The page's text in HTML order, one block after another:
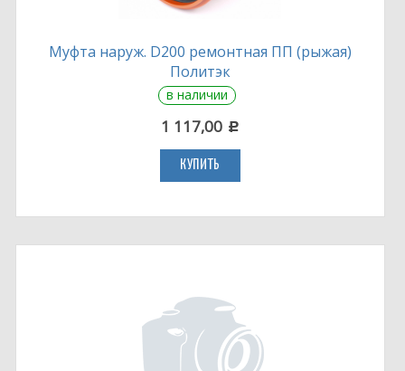
Муфта наруж. D200 ремонтная ПП (рыжая)
Политэк
в наличии
1 117,00 c
КУПИТЬ